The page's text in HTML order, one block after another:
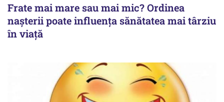
Frate mai mare sau mai mic? Ordinea
nașterii poate influența sănătatea mai târziu
în viață